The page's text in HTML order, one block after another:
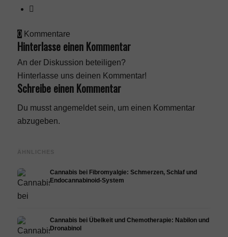
0 Kommentare
Hinterlasse einen Kommentar
An der Diskussion beteiligen?
Hinterlasse uns deinen Kommentar!
Schreibe einen Kommentar
Du musst angemeldetsein, um einen Kommentar
abzugeben.
ÄHNLICHES
Cannabis bei Fibromyalgie: Schmerzen, Schlaf und
Endocannabinoid-System
Cannabis bei Übelkeit und Chemotherapie: Nabilon und
Dronabinol